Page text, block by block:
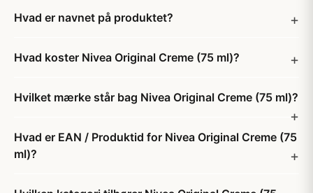
Hvad er navnet på produktet?
Hvad koster Nivea Original Creme (75 ml)?
Hvilket mærke står bag Nivea Original Creme (75 ml)?
Hvad er EAN / Produktid for Nivea Original Creme (75
ml)?